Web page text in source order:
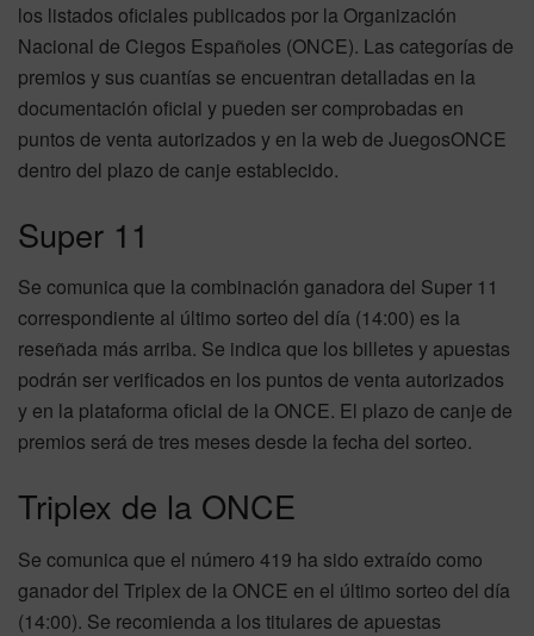
los listados oficiales publicados por la Organización
Nacional de Ciegos Españoles (ONCE). Las categorías de
premios y sus cuantías se encuentran detalladas en la
documentación oficial y pueden ser comprobadas en
puntos de venta autorizados y en la web de JuegosONCE
dentro del plazo de canje establecido.
Super 11
Se comunica que la combinación ganadora del Super 11
correspondiente al último sorteo del día (14:00) es la
reseñada más arriba. Se indica que los billetes y apuestas
podrán ser verificados en los puntos de venta autorizados
y en la plataforma oficial de la ONCE. El plazo de canje de
premios será de tres meses desde la fecha del sorteo.
Triplex de la ONCE
Se comunica que el número 419 ha sido extraído como
ganador del Triplex de la ONCE en el último sorteo del día
(14:00). Se recomienda a los titulares de apuestas